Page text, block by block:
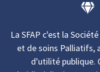
La SFAP c'est la
et de soins Palliatifs,
d'utilité publique.